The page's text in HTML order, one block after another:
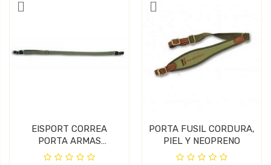
EISPORT CORREA
PORTA ARMAS
CORDURA
PORTA FUSIL CORDURA,
PIEL Y NEOPRENO